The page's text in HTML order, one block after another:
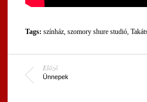
Tags: színház, szomory shure studió,
Előző
Ünnepek